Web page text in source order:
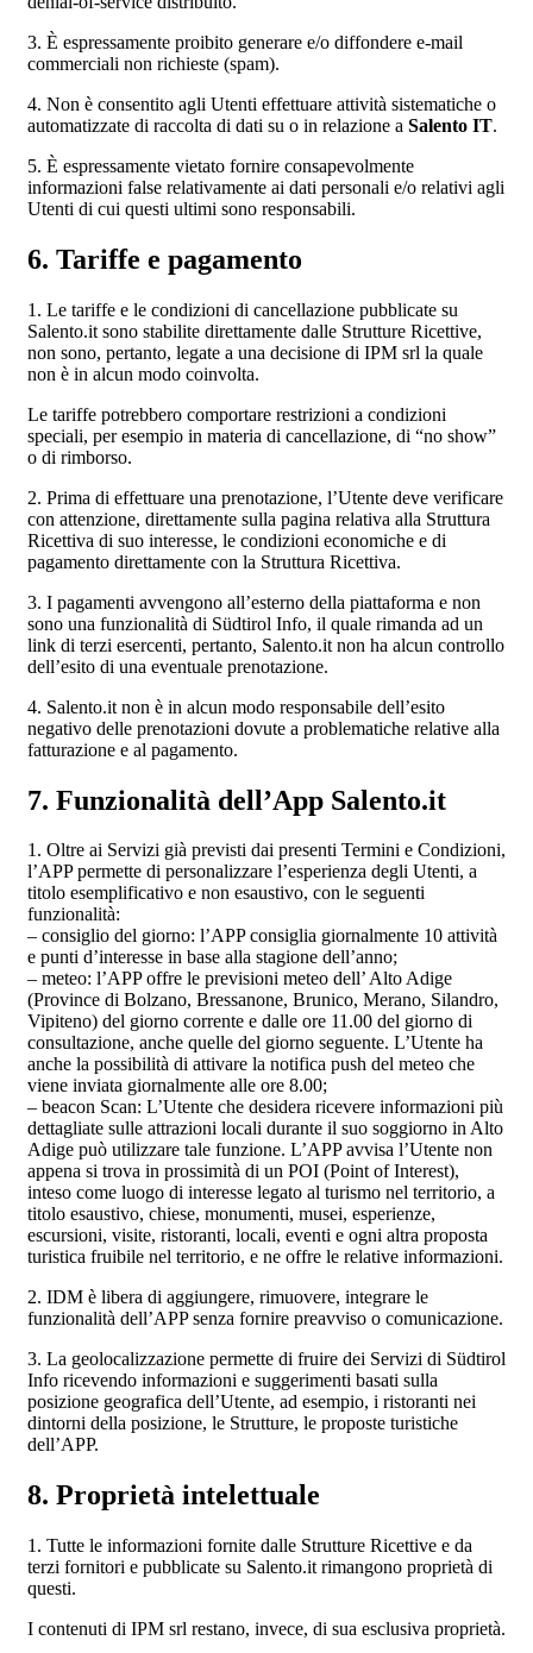
3. È espressamente proibito generare e/o diffondere e-mail
commerciali non richieste (spam).
4. Non è consentito agli Utenti effettuare attività sistematiche o
automatizzate di raccolta di dati su o in relazione a Salento IT.
5. È espressamente vietato fornire consapevolmente
informazioni false relativamente ai dati personali e/o relativi agli
Utenti di cui questi ultimi sono responsabili.
6. Tariffe e pagamento
1. Le tariffe e le condizioni di cancellazione pubblicate su
Salento.it sono stabilite direttamente dalle Strutture Ricettive,
non sono, pertanto, legate a una decisione di IPM srl la quale
non è in alcun modo coinvolta.
Le tariffe potrebbero comportare restrizioni a condizioni
speciali, per esempio in materia di cancellazione, di “no show”
o di rimborso.
2. Prima di effettuare una prenotazione, l’Utente deve verificare
con attenzione, direttamente sulla pagina relativa alla Struttura
Ricettiva di suo interesse, le condizioni economiche e di
pagamento direttamente con la Struttura Ricettiva.
3. I pagamenti avvengono all’esterno della piattaforma e non
sono una funzionalità di Südtirol Info, il quale rimanda ad un
link di terzi esercenti, pertanto, Salento.it non ha alcun controllo
dell’esito di una eventuale prenotazione.
4. Salento.it non è in alcun modo responsabile dell’esito
negativo delle prenotazioni dovute a problematiche relative alla
fatturazione e al pagamento.
7. Funzionalità dell’App Salento.it
1. Oltre ai Servizi già previsti dai presenti Termini e Condizioni,
l’APP permette di personalizzare l’esperienza degli Utenti, a
titolo esemplificativo e non esaustivo, con le seguenti
funzionalità:
– consiglio del giorno: l’APP consiglia giornalmente 10 attività
e punti d’interesse in base alla stagione dell’anno;
– meteo: l’APP offre le previsioni meteo dell’ Alto Adige
(Province di Bolzano, Bressanone, Brunico, Merano, Silandro,
Vipiteno) del giorno corrente e dalle ore 11.00 del giorno di
consultazione, anche quelle del giorno seguente. L’Utente ha
anche la possibilità di attivare la notifica push del meteo che
viene inviata giornalmente alle ore 8.00;
– beacon Scan: L’Utente che desidera ricevere informazioni più
dettagliate sulle attrazioni locali durante il suo soggiorno in Alto
Adige può utilizzare tale funzione. L’APP avvisa l’Utente non
appena si trova in prossimità di un POI (Point of Interest),
inteso come luogo di interesse legato al turismo nel territorio, a
titolo esaustivo, chiese, monumenti, musei, esperienze,
escursioni, visite, ristoranti, locali, eventi e ogni altra proposta
turistica fruibile nel territorio, e ne offre le relative informazioni.
2. IDM è libera di aggiungere, rimuovere, integrare le
funzionalità dell’APP senza fornire preavviso o comunicazione.
3. La geolocalizzazione permette di fruire dei Servizi di Südtirol
Info ricevendo informazioni e suggerimenti basati sulla
posizione geografica dell’Utente, ad esempio, i ristoranti nei
dintorni della posizione, le Strutture, le proposte turistiche
dell’APP.
8. Proprietà intelettuale
1. Tutte le informazioni fornite dalle Strutture Ricettive e da
terzi fornitori e pubblicate su Salento.it rimangono proprietà di
questi.
I contenuti di IPM srl restano, invece, di sua esclusiva proprietà.